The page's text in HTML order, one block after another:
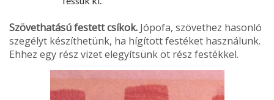
Szövethatású festett csíkok. Jópofa, szö­vethez hasonló
szegélyt készíthetünk, ha hígított festéket használunk.
Ehhez egy rész vizet elegyít­sünk öt rész festékkel.